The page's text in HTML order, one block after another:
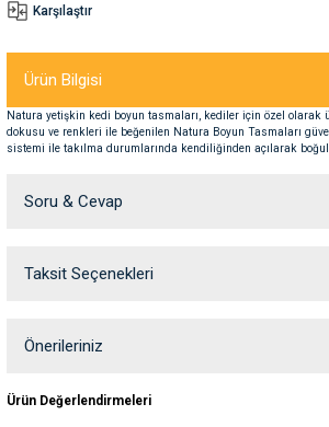
Seyahat Ürünleri
Karşılaştır
Ürün Bilgisi
Natura yetişkin kedi boyun tasmaları, kediler için özel olarak
dokusu ve renkleri ile beğenilen Natura Boyun Tasmaları
sistemi ile takılma durumlarında kendiliğinden açılarak
Soru & Cevap
Ürün hakkında henüz soru
Taksit Seçenekleri
Önerileriniz
yetersiz gördüğünüz noktaları öneri formunu
Ürün Değerlendirmeleri